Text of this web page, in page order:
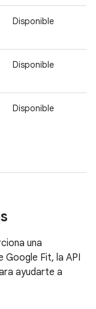
Disponible
Disponible
Disponible
una
Google Fit, la API
ayudarte a